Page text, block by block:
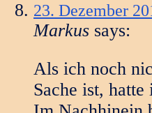
23. Dezember
Markus says:
Als ich noch
Sache ist, hatte